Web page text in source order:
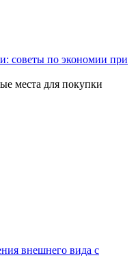
советы по экономии при
места для покупки
внешнего вида с